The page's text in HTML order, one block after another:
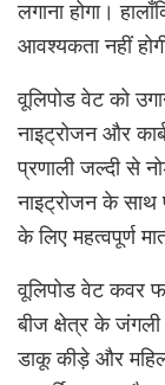
लगाना होगा।
आवश्यकता नहीं
वूलिपोड वेट को
नाइट्रोजन और
प्रणाली जल्दी से
नाइट्रोजन के साथ
के लिए महत्वपूर्ण
वूलिपोड वेट कवर
बीज क्षेत्र के
डाकू कीड़े और